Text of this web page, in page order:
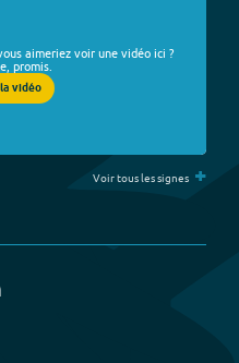
aimeriez voir une vidéo ici ?
promis.
vidéo
Voir tous les signes +